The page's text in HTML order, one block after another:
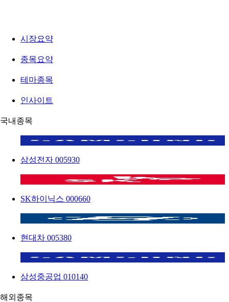
시장요약
종목요약
테마종목
인사이트
국내종목
삼성전자 005930
SK하이닉스 000660
현대차 005380
삼성중공업 010140
해외종목